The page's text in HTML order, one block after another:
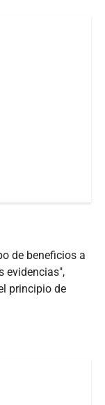
de beneficios a
evidencias",
principio de